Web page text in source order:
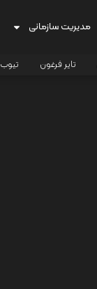
مدیریت سازمانی
تایر فرغون تیوب